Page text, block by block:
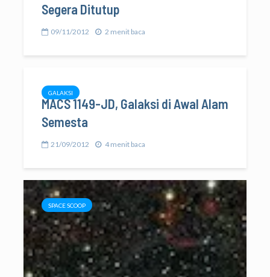
Segera Ditutup
09/11/2012 2 menit baca
GALAKSI
MACS 1149-JD, Galaksi di Awal Alam
Semesta
21/09/2012 4 menit baca
SPACE SCOOP